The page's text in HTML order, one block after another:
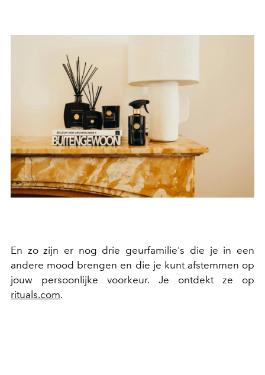
En zo zijn er nog drie geurfamilie's die je in een
andere mood brengen en die je kunt afstemmen op
jouw persoonlijke voorkeur. Je ontdekt ze op
rituals.com.